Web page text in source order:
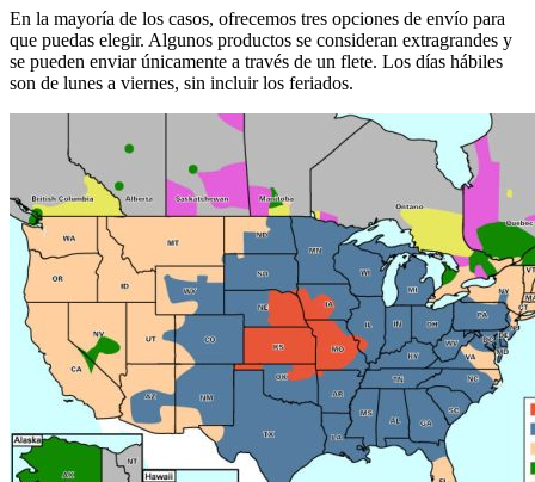
En la mayoría de los casos, ofrecemos tres opciones de envío para
que puedas elegir. Algunos productos se consideran extragrandes y
se pueden enviar únicamente a través de un flete. Los días hábiles
son de lunes a viernes, sin incluir los feriados.